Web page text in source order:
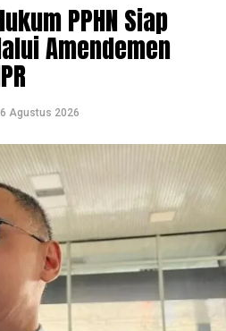
PPHN Siap
Amendemen
6 Agustus 2026